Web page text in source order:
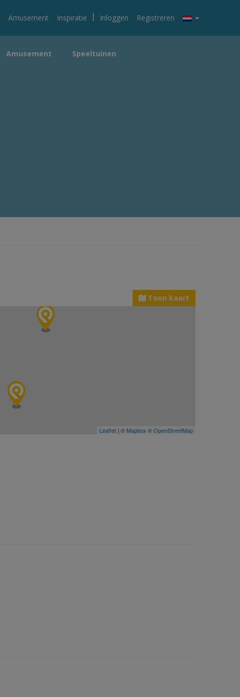
Amusement Inspiratie | Inloggen Registreren
Amusement
Speeltuinen
Toon kaart
Leaflet | © Mapbox ©OpenStreetMap